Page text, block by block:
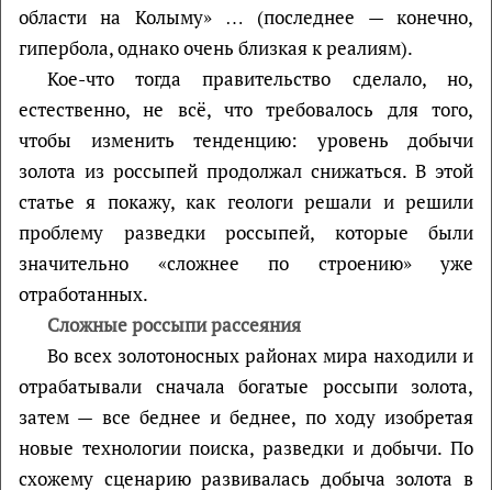
области на Колыму» … (последнее — конечно,
гипербола, однако очень близкая к реалиям).
Кое-что тогда правительство сделало, но,
естественно, не всё, что требовалось для того,
чтобы изменить тенденцию: уровень добычи
золота из россыпей продолжал снижаться. В этой
статье я покажу, как геологи решали и решили
проблему разведки россыпей, которые были
значительно «сложнее по строению» уже
отработанных.
Сложные россыпи рассеяния
Во всех золотоносных районах мира находили и
отрабатывали сначала богатые россыпи золота,
затем — все беднее и беднее, по ходу изобретая
новые технологии поиска, разведки и добычи. По
схожему сценарию развивалась добыча золота в